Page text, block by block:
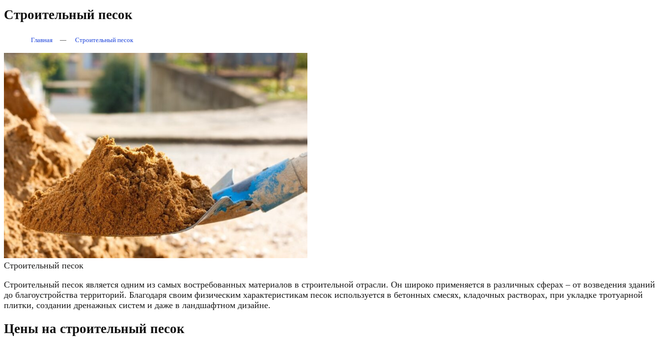
Строительный песок
Главная — Строительный песок
Строительный песок
Строительный песок является одним из самых востребованных материалов в строительной отрасли. Он широко применяется в различных сферах – от возведения зданий
до благоустройства территорий. Благодаря своим физическим характеристикам песок используется в бетонных смесях, кладочных растворах, при укладке тротуарной
плитки, создании дренажных систем и даже в ландшафтном дизайне.
Цены на строительный песок